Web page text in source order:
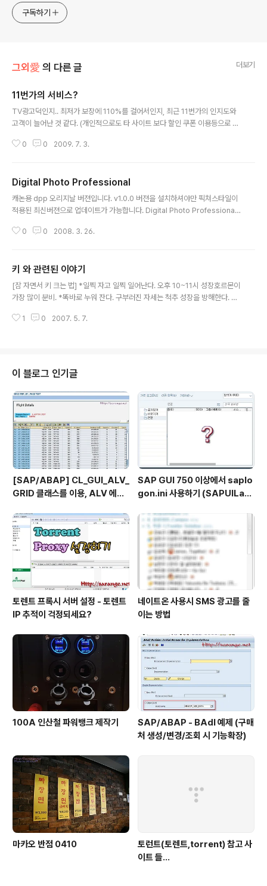
구독하기
그외愛 의 다른 글 더보기
11번가의 서비스?
TV광고덕인지.. 최저가 보장에 110%를 걸어서인지, 최근 11번가의 인지도와
고객이 늘어난 것 같다. (개인적으로도 타 사이트 보다 할인 쿠폰 이용등으로 저
작부터 이용을 하지 않았었고... 한동안 지시장에서 많은 걸 구매하다 최근 11번
내리지 못했다는 것이다. 재고가 없다니 어쩔 수 없어 알겠다고 하고 전화를 끊
음. 이틀이 지나도록.. 해당 구매건이 취소가 되지 않는다. 상황의 확인과 카드의
부분취소가 가능한 건지 문의해보기 위해, 11번가에 고객센터에 전화를 걸음...
0 0 2009. 7. 3.
Digital Photo Professional
캐논용 dpp 오리지날 버젼입니다. v1.0.0 버젼을 설치하셔야만 픽쳐스타일이
적용된 최신버젼으로 업데이트가 가능합니다. Digital Photo Professional
a/dpp100-e.exe Mac OS X : http://web.canon.jp/Imaging/sdl/dat
=datacenter&filename=DPP211EN.EXE Mac OS X : http://www.ca..
0 0 2008. 3. 26.
키 와 관련된 이야기
[잠 자면서 키 크는 법] *일찍 자고 일찍 일어난다. 오후 10~11시 성장호르몬이
가장 많이 분비. *똑바로 누워 잔다. 구부러진 자세는 척추 성장을 방해한다. *
어난다. *부드럽고 안락한 옷을 입고 잔다. 거친 옷은 혈액순환을 막아 수면을
해한다. *탄력이 있는 견고한 매트리스에서 잔다. 척추를 똑바로 지지해주기 때
문. [다섯가지 마음의 자세] *긍정적으로 생각을 바꾸자. 도전의 순간에 ..
1 0 2007. 5. 7.
이 블로그 인기글
[SAP/ABAP] CL_GUI_ALV_
GRID 클래스를 이용, ALV 에서
SAP GUI 750 이상에서 saplo
gon.ini 사용하기 (SAPUILan
토렌트 프록시 서버 설정 - 토렌트
IP 추적이 걱정되세요?
네이트온 사용시 SMS 광고를 줄
이는 방법
100A 인산철 파워뱅크 제작기
SAP/ABAP - BAdI 예제 (구매
처 생성/변경/조회 시 기능확장)
마카오 반점 0410
토런트(토렌트,torrent) 참고 사
이트 들...